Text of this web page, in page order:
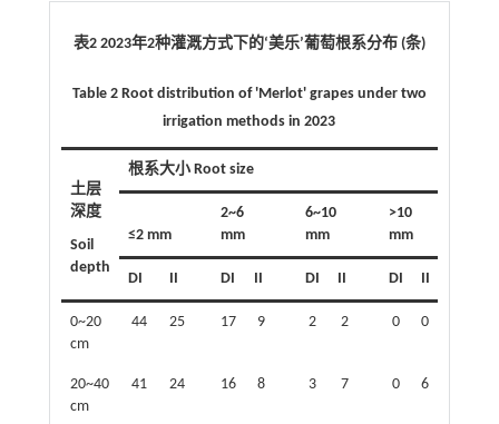
表2 2023年2种灌溉方式下的‘美乐’葡萄根系分布 (条)
Table 2 Root distribution of 'Merlot' grapes under two
irrigation methods in 2023
土层
深度
Soil
depth
根系大小 Root size
≤2 mm
2~6
mm
6~10
mm
>10
mm
DI II DI II DI II DI II
0~20
cm
44 25 17 9 2 2 0 0
20~40
cm
41 24 16 8 3 7 0 6